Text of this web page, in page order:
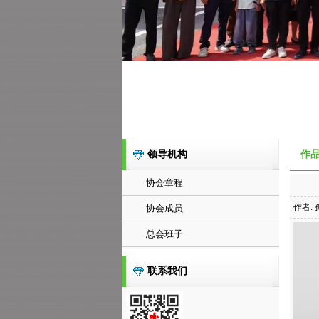
领导机构
协会章程
协会成员
总会班子
联系我们
作
作者: